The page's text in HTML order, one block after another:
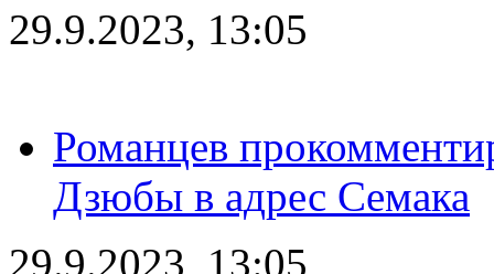
29.9.2023, 13:05
Романцев
Дзюбы в адрес Семака
29.9.2023, 13:05